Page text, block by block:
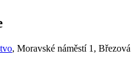
, Moravské náměstí 1, Březová